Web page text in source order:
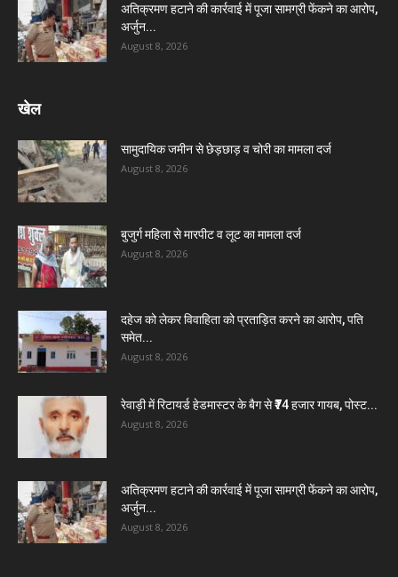
अतिक्रमण हटाने की कार्रवाई में पूजा सामग्री फेंकने का आरोप,
अर्जुन...
August 8, 2026
खेल
सामुदायिक जमीन से छेड़छाड़ व चोरी का मामला दर्ज
August 8, 2026
बुजुर्ग महिला से मारपीट व लूट का मामला दर्ज
August 8, 2026
दहेज को लेकर विवाहिता को प्रताड़ित करने का आरोप, पति
समेत...
August 8, 2026
रेवाड़ी में रिटायर्ड हेडमास्टर के बैग से ₹74 हजार गायब, पोस्ट...
August 8, 2026
अतिक्रमण हटाने की कार्रवाई में पूजा सामग्री फेंकने का आरोप,
अर्जुन...
August 8, 2026